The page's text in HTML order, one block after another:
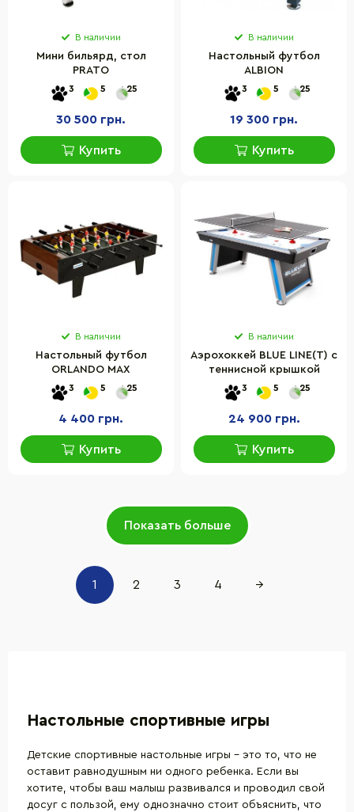
В наличии
Мини бильярд, стол
PRATO
3 5 25
30 500 грн.
Купить
В наличии
Настольный футбол
ALBION
3 5 25
19 300 грн.
Купить
В наличии
Настольный футбол
ORLANDO MAX
3 5 25
4 400 грн.
Купить
В наличии
Аэрохоккей BLUE LINE(T) с
теннисной крышкой
3 5 25
24 900 грн.
Купить
Показать больше
1 2 3 4 →
Настольные спортивные игры
Детские спортивные настольные игры – это то, что не
оставит равнодушным ни одного ребенка. Если вы
хотите, чтобы ваш малыш развивался и проводил свой
досуг с пользой, ему однозначно стоит объяснить, что